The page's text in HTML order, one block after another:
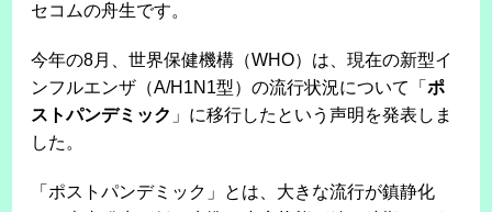
セコムの舟生です。
今年の8月、世界保健機構（WHO）は、現在の新型イ
ンフルエンザ（A/H1N1型）の流行状況について「ポ
ストパンデミック 」に移行したという声明を発表しま
した。
「ポストパンデミック」とは、大きな流行が鎮静化